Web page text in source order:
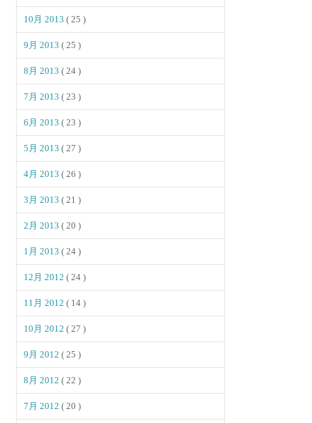
10月 2013( 25 )
9月 2013( 25 )
8月 2013( 24 )
7月 2013( 23 )
6月 2013( 23 )
5月 2013( 27 )
4月 2013( 26 )
3月 2013( 21 )
2月 2013( 20 )
1月 2013( 24 )
12月 2012( 24 )
11月 2012( 14 )
10月 2012( 27 )
9月 2012( 25 )
8月 2012( 22 )
7月 2012( 20 )